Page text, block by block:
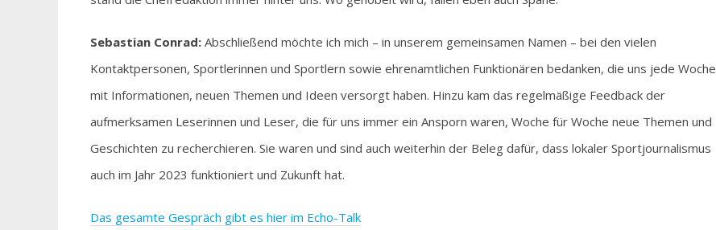
Sebastian Conrad: Abschließend möchte ich mich – in unserem gemeinsamen Namen – bei den vielen
Kontaktpersonen, Sportlerinnen und Sportlern sowie ehrenamtlichen Funktionären bedanken, die uns jede Woche
mit Informationen, neuen Themen und Ideen versorgt haben. Hinzu kam das regelmäßige Feedback der
aufmerksamen Leserinnen und Leser, die für uns immer ein Ansporn waren, Woche für Woche neue Themen und
Geschichten zu recherchieren. Sie waren und sind auch weiterhin der Beleg dafür, dass lokaler Sportjournalismus
auch im Jahr 2023 funktioniert und Zukunft hat.
Das gesamte Gespräch gibt es hier im Echo-Talk